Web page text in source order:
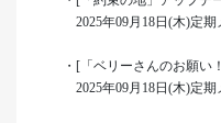
2025年09月18日(木)定期
・[「ベリーさんのお願い
2025年09月18日(木)定期